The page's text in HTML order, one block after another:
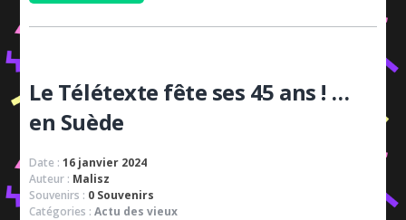
Le Télétexte fête ses 45 ans ! …
en Suède
Date :16 janvier 2024
Auteur : Malisz
Souvenirs : 0 Souvenirs
Catégories :Actu des vieux